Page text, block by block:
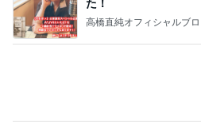
た！
高橋直純オフィシャルブ